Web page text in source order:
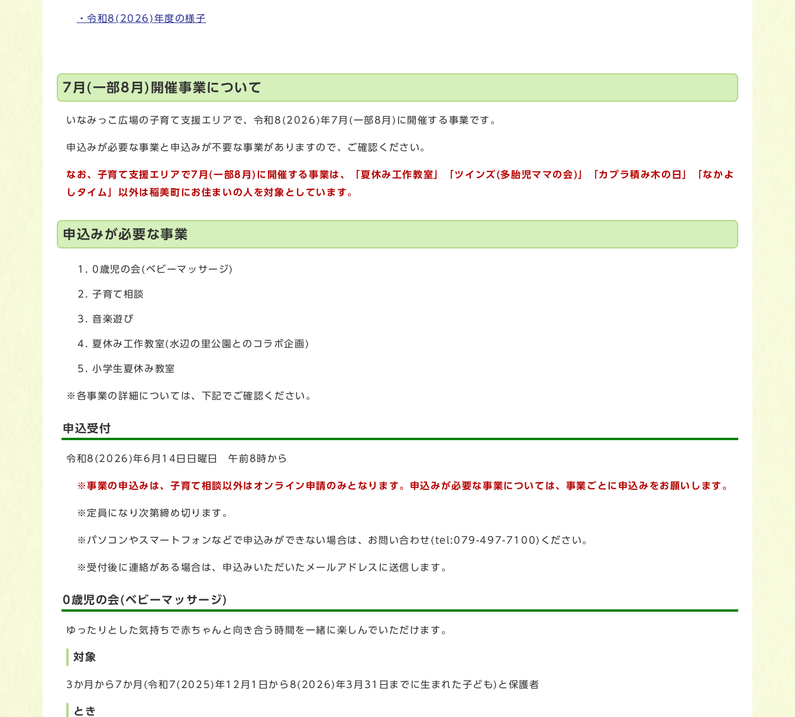
・令和8(2026)年度の様子
7月(一部8月)開催事業について
いなみっこ広場の子育て支援エリアで、令和8(2026)年7月(一部8月)に開催する事業です。
申込みが必要な事業と申込みが不要な事業がありますので、ご確認ください。
なお、子育て支援エリアで7 月(一部8月)に 開催する事業は、「夏休み工作教室」「ツインズ(多胎児ママの会)」「カプラ積み木の日」「なかよ
しタイム」以外は稲美町にお住まいの人を対象としています。
申込みが必要な事業
0歳児の会(ベビーマッサージ)
子育て相談
音楽遊び
夏休み工作教室(水辺の里公園とのコラボ企画)
小学生夏休み教室
※各事業の詳細については、下記でご確認ください。
申込受付
令和8(2026)年6月14日日曜日 午前8時から
※事業の申込みは、子育て相談以外はオンライン申請のみとなります。申込みが必要な事業については、事業ごとに申込みをお願いします。
※定員になり次第締め切ります。
※パソコンやスマートフォンなどで申込みができない場合は、お問い合わせ(tel:079-497-7100)ください。
※受付後に連絡がある場合は、申込みいただいたメールアドレスに送信します。
0歳児の会(ベビーマッサージ)
ゆったりとした気持ちで赤ちゃんと向き合う時間を一緒に楽しんでいただけます。
対象
3か月から7か月(令和7(2025)年12月1日から8(2026)年3月31日までに生まれた子ども)と保護者
とき